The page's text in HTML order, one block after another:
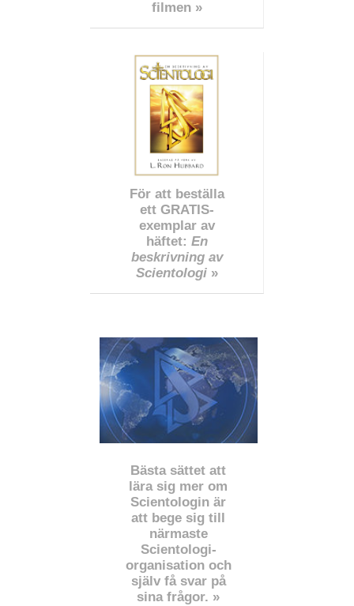
filmen »
För att beställa
ett GRATIS-
exemplar av
häftet: En
beskrivning av
Scientologi»
Bästa sättet att
lära sig mer om
Scientologin är
att bege sig till
närmaste
Scientologi-
organisation och
själv få svar på
sina frågor. »